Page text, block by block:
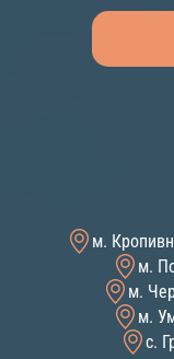
м.
м.
м.
м.
с.